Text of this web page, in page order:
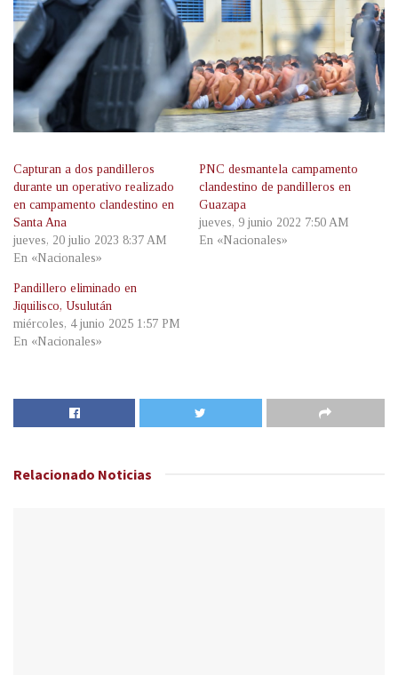
Capturan a dos pandilleros
durante un operativo realizado
en campamento clandestino en
Santa Ana
jueves, 20 julio 2023 8:37 AM
En «Nacionales»
PNC desmantela campamento
clandestino de pandilleros en
Guazapa
jueves, 9 junio 2022 7:50 AM
En «Nacionales»
Pandillero eliminado en
Jiquilisco, Usulután
miércoles, 4 junio 2025 1:57 PM
En «Nacionales»
Relacionado Noticias